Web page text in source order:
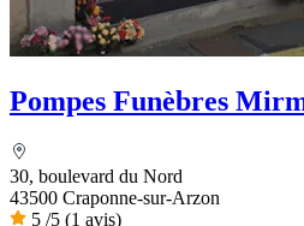
Pompes Funèbres
30, boulevard du Nord
43500 Craponne-sur-Arzon
5 /5 (1 avis)